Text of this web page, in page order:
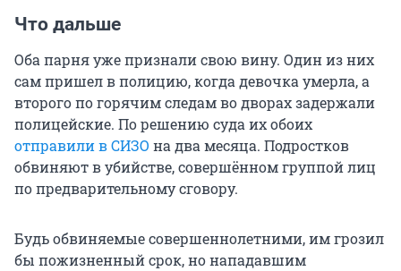
Что дальше
Оба парня уже признали свою вину. Один из них
сам пришел в полицию, когда девочка умерла, а
второго по горячим следам во дворах задержали
полицейские. По решению суда их обоих
отправили в СИЗО на два месяца. Подростков
обвиняют в убийстве, совершённом группой лиц
по предварительному сговору.
Будь обвиняемые совершеннолетними, им грозил
бы пожизненный срок, но нападавшим